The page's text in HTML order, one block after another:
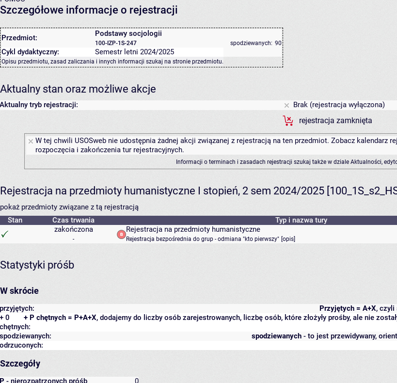
Szczegółowe informacje o rejestracji
Przedmiot: Podstawy socjologii
100-IZP-1S-247 spodziewanych: 90
Cykl dydaktyczny: Semestr letni 2024/2025
Opisu przedmiotu, zasad zaliczania i innych informacji szukaj na stronie przedmiotu.
Aktualny stan oraz możliwe akcje
Aktualny tryb rejestracji:
Brak (rejestracja wyłączona)
rejestracja zamknięta
W tej chwili USOSweb nie udostępnia żadnej akcji związanej z rejestracją na ten przedmiot. Zobacz kalendarz
rozpoczęcia i zakończenia tur rejestracyjnych.
Informacji o terminach i zasadach rejestracji szukaj także w dziale Aktualności,
Rejestracja na przedmioty humanistyczne I stopień, 2 sem 2024/2025
pokaż przedmioty związane z tą rejestracją
Stan
Czas trwania Typ i nazwa tury
zakończona
-
Rejestracja na przedmioty humanistyczne
Rejestracja bezpośrednia do grup - odmiana "kto pierwszy" opis
Statystyki próśb
W skrócie
Przyjętych = A+X, czyli
przyjętych:
+ P chętnych = P+A+X, dodajemy do liczby osób zarejestrowanych, liczbę osób, które złożyły prośby, ale nie
+ 0
chętnych:
spodziewanych - to jest przewidywany,
spodziewanych:
odrzuconych:
Szczegóły
P - nierozpatrzonych próśb 0